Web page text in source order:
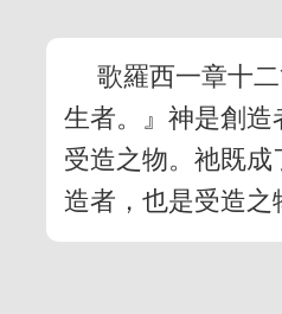
歌羅西一章十
生者。』神是創
受造之物。祂既
造者，也是受造之